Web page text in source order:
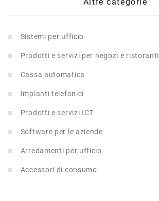
Sistemi per ufficio
Prodotti e servizi per negozi e ristoranti
Cassa automatica
Impianti telefonici
Prodotti e servizi ICT
Software per le aziende
Arredamenti per ufficio
Accessori di consumo